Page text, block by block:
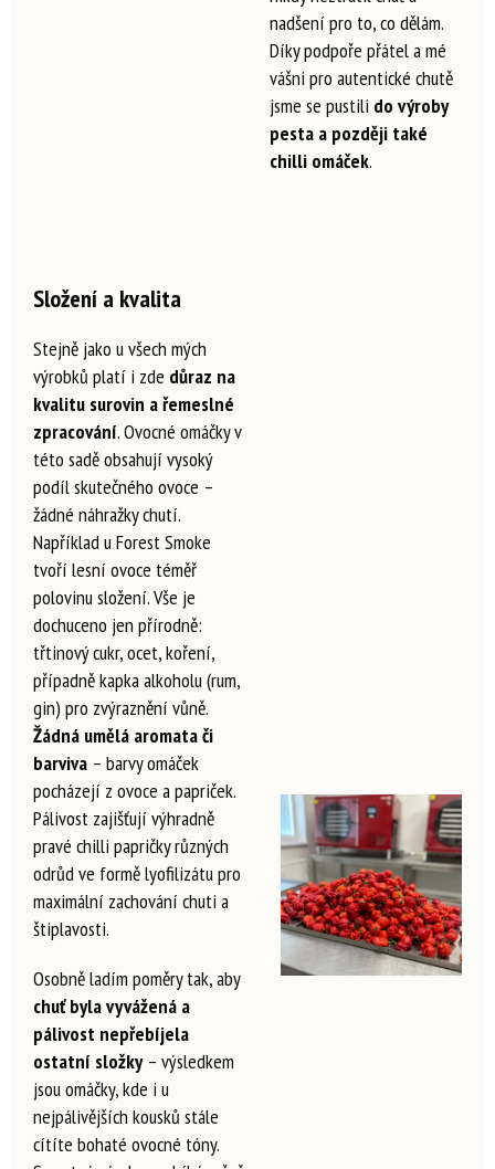
nadšení pro to, co dělám.
Díky podpoře přátel a mé
vášni pro autentické chutě
jsme se pustili do výroby
pesta a později také
chilli omáček.
Složení a kvalita
Stejně jako u všech mých
výrobků platí i zde důraz na
kvalitu surovin a řemeslné
zpracování. Ovocné omáčky v
této sadě obsahují vysoký
podíl skutečného ovoce –
žádné náhražky chutí.
Například u Forest Smoke
tvoří lesní ovoce téměř
polovinu složení. Vše je
dochuceno jen přírodně:
třtinový cukr, ocet, koření,
případně kapka alkoholu (rum,
gin) pro zvýraznění vůně.
Žádná umělá aromata či
barviva – barvy omáček
pocházejí z ovoce a papriček.
Pálivost zajišťují výhradně
pravé chilli papričky různých
odrůd ve formě lyofilizátu pro
maximální zachování chuti a
štiplavosti.
Osobně ladím poměry tak, aby
chuť byla vyvážená a
pálivost nepřebíjela
ostatní složky– výsledkem
jsou omáčky, kde i u
nejpálivějších kousků stále
cítíte bohaté ovocné tóny.